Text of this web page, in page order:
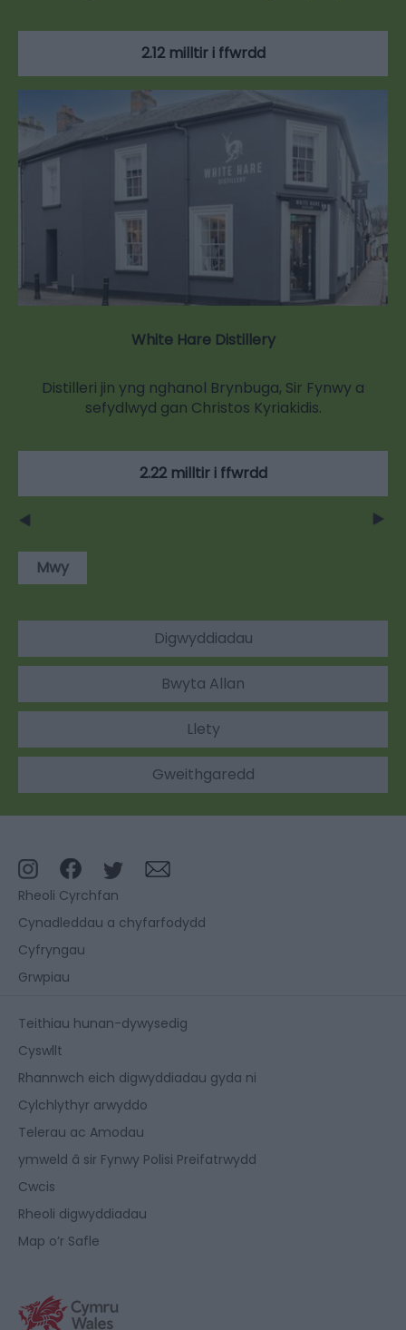
2.12 milltir i ffwrdd
White Hare Distillery
Distilleri jin yng nghanol Brynbuga, Sir Fynwy a
sefydlwyd gan Christos Kyriakidis.
2.22 milltir i ffwrdd
Mwy
Digwyddiadau
Bwyta Allan
Llety
Gweithgaredd
Rheoli Cyrchfan
Cynadleddau a chyfarfodydd
Cyfryngau
Grwpiau
Teithiau hunan-dywysedig
Cyswllt
Rhannwch eich digwyddiadau gyda ni
Cylchlythyr arwyddo
Telerau ac Amodau
ymweld â sir Fynwy Polisi Preifatrwydd
Cwcis
Rheoli digwyddiadau
Map o’r Safle